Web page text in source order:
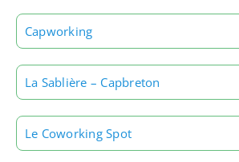
Capworking
La Sablière – Capbreton
Le Coworking Spot